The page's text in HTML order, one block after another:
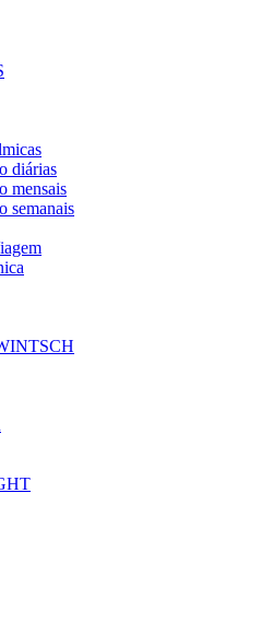
diárias
mensais
semanais